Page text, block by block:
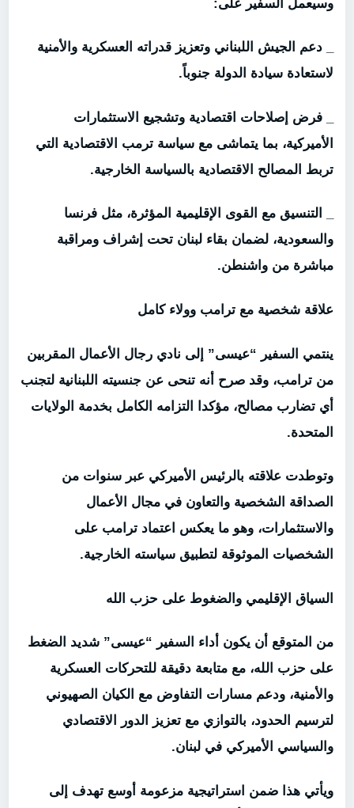
وسيعمل السفير على:
_ دعم الجيش اللبناني وتعزيز قدراته العسكرية والأمنية
لاستعادة سيادة الدولة جنوباً.
_ فرض إصلاحات اقتصادية وتشجيع الاستثمارات
الأميركية، بما يتماشى مع سياسة ترمب الاقتصادية التي
تربط المصالح الاقتصادية بالسياسة الخارجية.
_ التنسيق مع القوى الإقليمية المؤثرة، مثل فرنسا
والسعودية، لضمان بقاء لبنان تحت إشراف ومراقبة
مباشرة من واشنطن.
علاقة شخصية مع ترامب وولاء كامل
ينتمي السفير “عيسى” إلى نادي رجال الأعمال المقربين
من ترامب، وقد صرح أنه تنحى عن جنسيته اللبنانية لتجنب
أي تضارب مصالح، مؤكدا التزامه الكامل بخدمة الولايات
المتحدة.
وتوطدت علاقته بالرئيس الأميركي عبر سنوات من
الصداقة الشخصية والتعاون في مجال الأعمال
والاستثمارات، وهو ما يعكس اعتماد ترامب على
الشخصيات الموثوقة لتطبيق سياسته الخارجية.
السياق الإقليمي والضغوط على حزب الله
من المتوقع أن يكون أداء السفير “عيسى” شديد الضغط
على حزب الله، مع متابعة دقيقة للتحركات العسكرية
والأمنية، ودعم مسارات التفاوض مع الكيان الصهيوني
لترسيم الحدود، بالتوازي مع تعزيز الدور الاقتصادي
والسياسي الأميركي في لبنان.
ويأتي هذا ضمن استراتيجية مزعومة أوسع تهدف إلى